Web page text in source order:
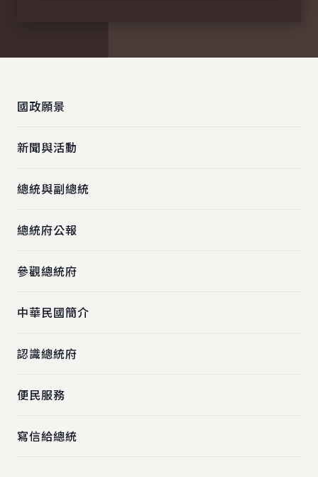
國政願景
新聞與活動
總統與副總統
總統府公報
參觀總統府
中華民國簡介
認識總統府
便民服務
寫信給總統